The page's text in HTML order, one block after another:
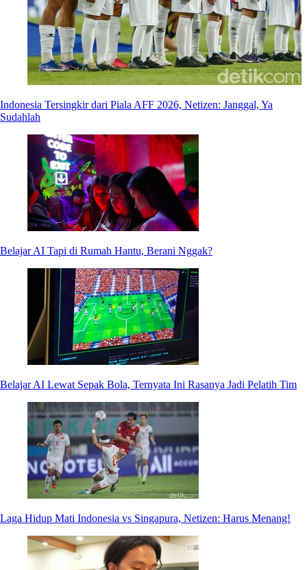
Indonesia Tersingkir dari Piala AFF 2026, Netizen: Janggal, Ya
Sudahlah
Belajar AI Tapi di Rumah Hantu, Berani Nggak?
Belajar AI Lewat Sepak Bola, Ternyata Ini Rasanya Jadi Pelatih Tim
Laga Hidup Mati Indonesia vs Singapura, Netizen: Harus Menang!